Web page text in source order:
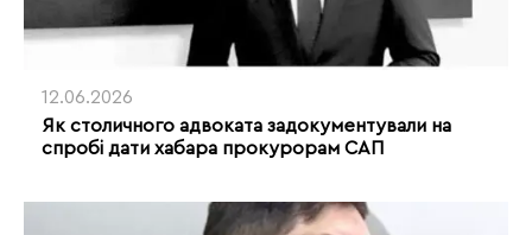
12.06.2026
Як столичного адвоката задокументували на
спробі дати хабара прокурорам САП